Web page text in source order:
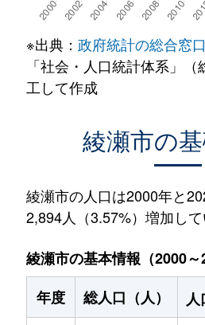
※出典： 政府統計の総合窓
「社会・人口統計体系」
工して作成
綾瀬市の
綾瀬市の人口は2000年と
2,894人（3.57%）増加して
綾瀬市の基本情報（2000～
年度
総人口（人）